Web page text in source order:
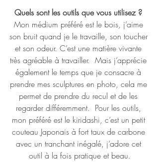
Quels sont les outils que vous utilisez ?
Mon médium préféré est le bois, j’aime
son bruit quand je le travaille, son toucher
et son odeur. C’est une matière vivante
très agréable à travailler.  Mais j’apprécie
également le temps que je consacre à
prendre mes sculptures en photo, cela me
permet de prendre du recul et de les
regarder différemment.  Pour les outils,
mon préféré est le kiridashi, c’est un petit
couteau Japonais à fort taux de carbone
avec un tranchant inégalé, j’adore cet
outil à la fois pratique et beau.